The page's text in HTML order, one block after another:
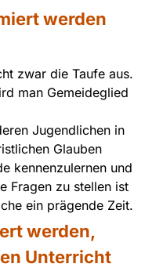
werden
zwar die Taufe aus.
man Gemeideglied
Jugendlichen in
Glauben
kennenzulernen und
Fragen zu stellen ist
ein prägende Zeit.
werden,
Unterricht